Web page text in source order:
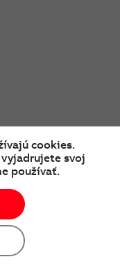
cookies.
svoj
používať.